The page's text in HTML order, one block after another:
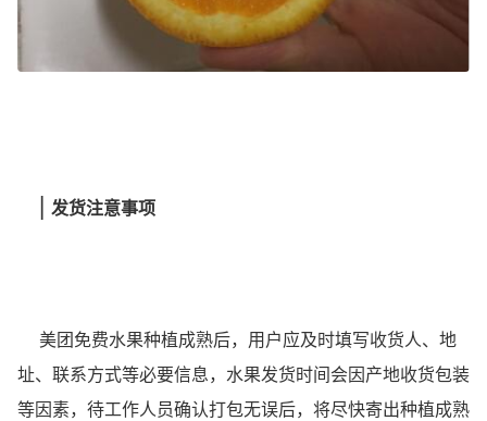
发货注意事项
美团免费水果种植成熟后，用户应及时填写收货人、地
址、联系方式等必要信息，水果发货时间会因产地收货包装
等因素，待工作人员确认打包无误后，将尽快寄出种植成熟